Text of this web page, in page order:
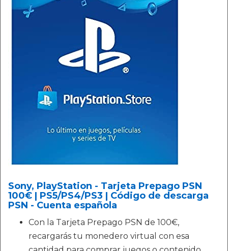
Sony, PlayStation - Tarjeta Prepago PSN
100€ | PS5/PS4/PS3 | Código de descarga
PSN - Cuenta española
Con la Tarjeta Prepago PSN de 100€,
recargarás tu monedero virtual con esa